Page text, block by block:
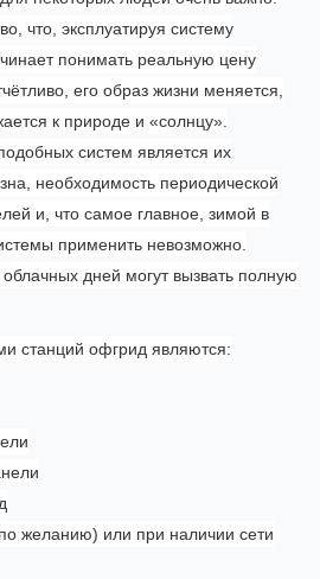
что, эксплуатируя систему
понимать реальную цену
его образ жизни меняется,
к природе и «солнцу».
систем является их
необходимость периодической
и, что самое главное, зимой в
применить невозможно.
дней могут вызвать полную
станций офгрид являются:
желанию) или при наличии сети